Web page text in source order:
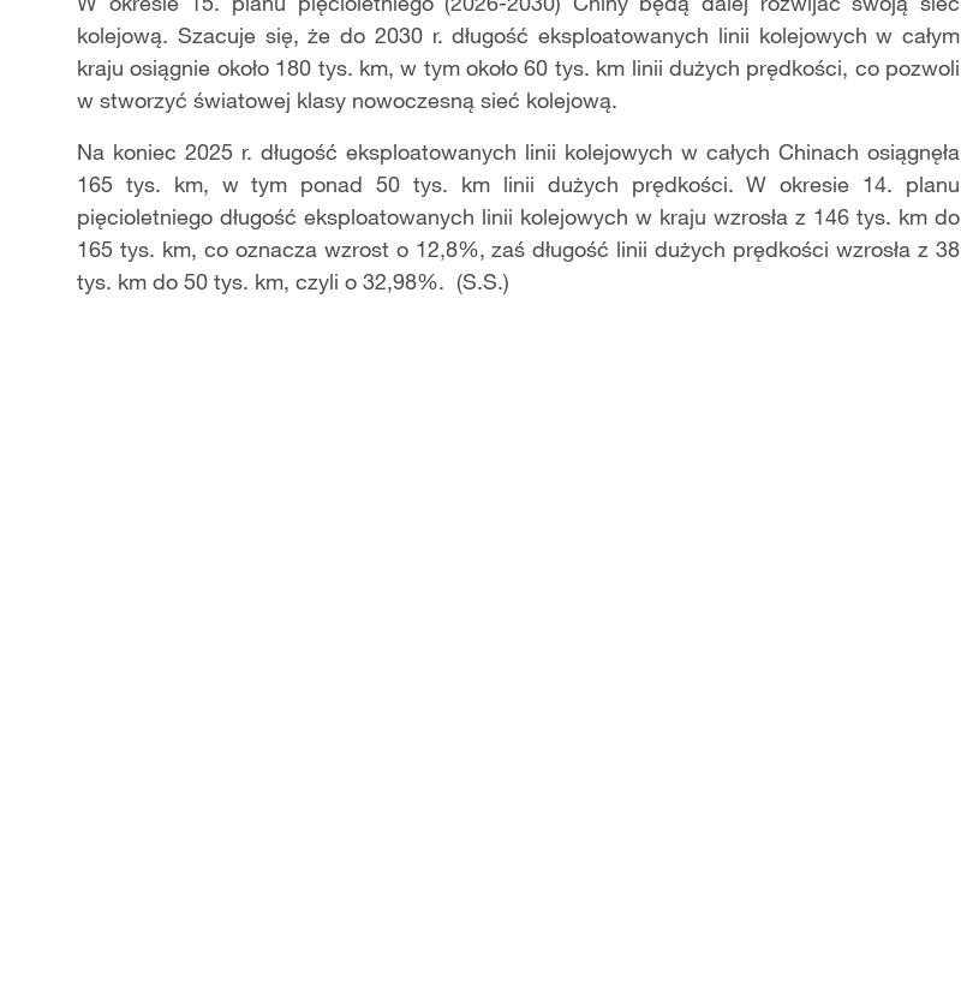
kolejową. Szacuje się, że do 2030 r. długość eksploatowanych linii kolejowych w całym
kraju osiągnie około 180 tys. km, w tym około 60 tys. km linii dużych prędkości, co pozwoli
w stworzyć światowej klasy nowoczesną sieć kolejową.
Na koniec 2025 r. długość eksploatowanych linii kolejowych w całych Chinach osiągnęła
165 tys. km, w tym ponad 50 tys. km linii dużych prędkości. W okresie 14. planu
pięcioletniego długość eksploatowanych linii kolejowych w kraju wzrosła z 146 tys. km do
165 tys. km, co oznacza wzrost o 12,8%, zaś długość linii dużych prędkości wzrosła z 38
tys. km do 50 tys. km, czyli o 32,98%. (S.S.)